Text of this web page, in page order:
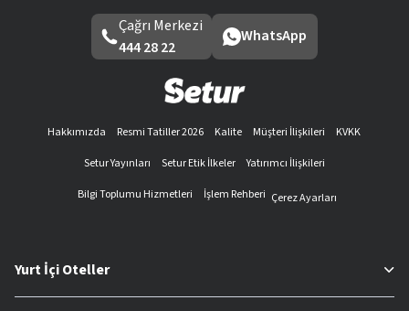
Çağrı Merkezi
444 28 22
WhatsApp
Hakkımızda Resmi Tatiller 2026 Kalite Müşteri İlişkileri
KVKK
Setur Yayınları
Setur Etik İlkeler
Yatırımcı İlişkileri
Bilgi Toplumu Hizmetleri
İşlem Rehberi Çerez Ayarları
Yurt İçi Oteller